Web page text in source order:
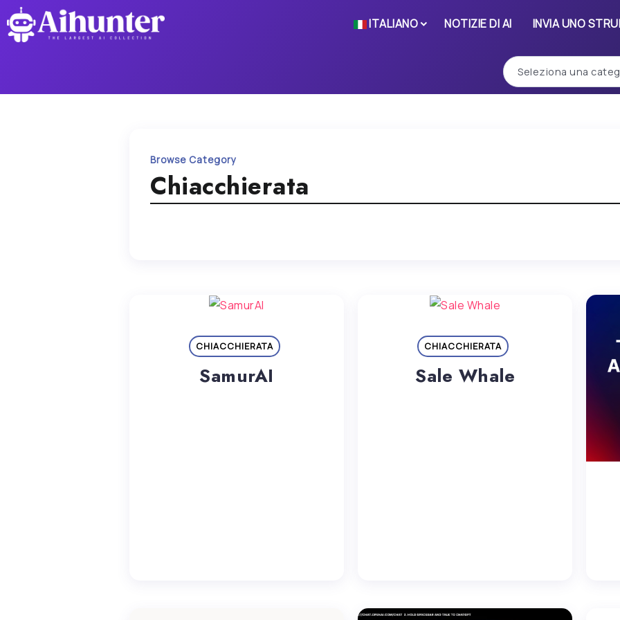
ITALIANO NOTIZIE DI AI INVIA UNO
Browse Category
Chiacchierata
CHIACCHIERATA
SamurAI
CHIACCHIERATA
Sale Whale